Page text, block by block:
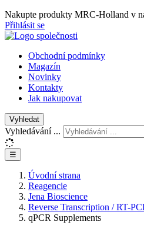
Nakupte produkty MRC-Holland v
Přihlásit se
Obchodní podmínky
Magazín
Novinky
Kontakty
Jak nakupovat
Vyhledat
Vyhledávání ...
☰
Úvodní strana
Reagencie
Jena Bioscience
Reverse Transcription / RT-
qPCR Supplements